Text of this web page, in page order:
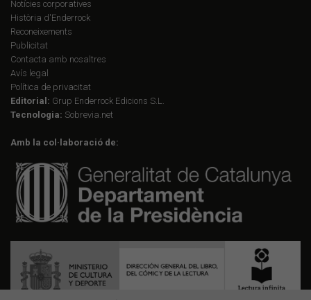
Notícies corporatives
Història d'Enderrock
Reconeixements
Publicitat
Contacta amb nosaltres
Avís legal
Política de privacitat
Editorial: Grup Enderrock Edicions S.L.
Tecnologia: Sobrevia.net
Amb la col·laboració de: